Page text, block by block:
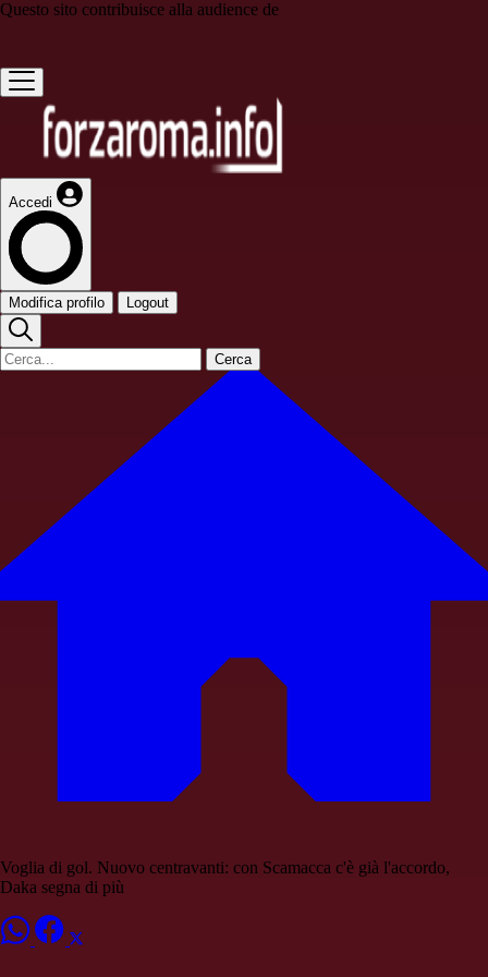
Questo sito contribuisce alla audience de
Accedi
Modifica profilo Logout
Cerca
Voglia di gol. Nuovo centravanti: con Scamacca c'è già l'accordo,
Daka segna di più